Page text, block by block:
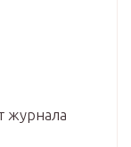
журнала